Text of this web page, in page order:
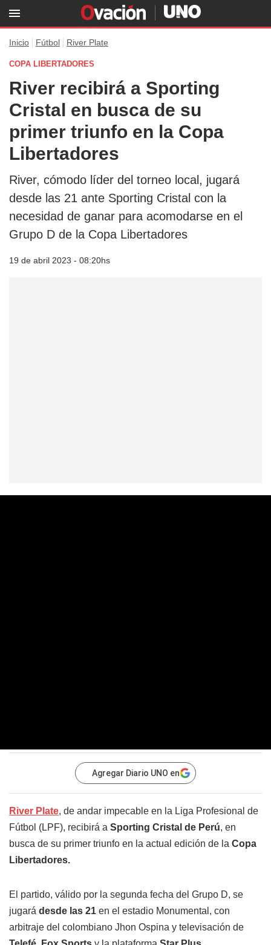
Inicio Fútbol River Plate
COPA LIBERTADORES
River recibirá a Sporting
Cristal en busca de su
primer triunfo en la Copa
Libertadores
River, cómodo líder del torneo local, jugará
desde las 21 ante Sporting Cristal con la
necesidad de ganar para acomodarse en el
Grupo D de la Copa Libertadores
19 de abril 2023 - 08:20hs
Agregar Diario UNO en
River Plate, de andar impecable en la Liga Profesional de
Fútbol (LPF), recibirá a Sporting Cristal de Perú, en
busca de su primer triunfo en la actual edición de la Copa
Libertadores.
El partido, válido por la segunda fecha del Grupo D, se
jugará desde las 21 en el estadio Monumental, con
arbitraje del colombiano Jhon Ospina y televisación de